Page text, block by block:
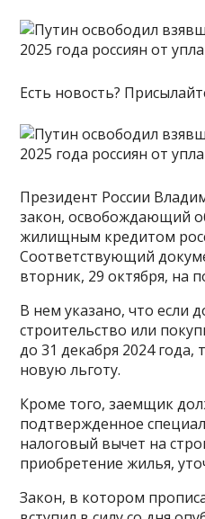
Есть новость?
Президент России
закон, освобождающий
жилищным кредитом
Соответствующий
вторник, 29 октября, на
В нем указано, что если
строительство или
до 31 декабря 2024 года,
новую льготу.
Кроме того, заемщик
подтвержденное
налоговый вычет на
приобретение жилья,
Закон, в котором